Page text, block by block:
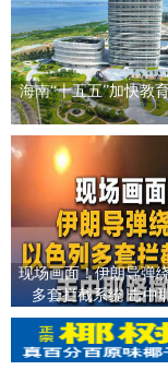
海南“十五五”加快教
现场画面！伊朗导弹
多套拦截系统 击中